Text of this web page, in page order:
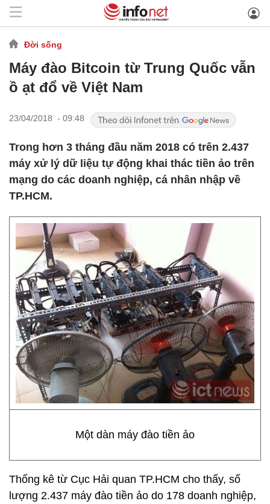
Đời sống
Máy đào Bitcoin từ Trung Quốc vẫn
ồ ạt đổ về Việt Nam
23/04/2018 - 09:48
Trong hơn 3 tháng đầu năm 2018 có trên 2.437
máy xử lý dữ liệu tự động khai thác tiền ảo trên
mạng do các doanh nghiệp, cá nhân nhập về
TP.HCM.
Một dàn máy đào tiền ảo
Thống kê từ Cục Hải quan TP.HCM cho thấy, số
lượng 2.437 máy đào tiền ảo do 178 doanh nghiệp,